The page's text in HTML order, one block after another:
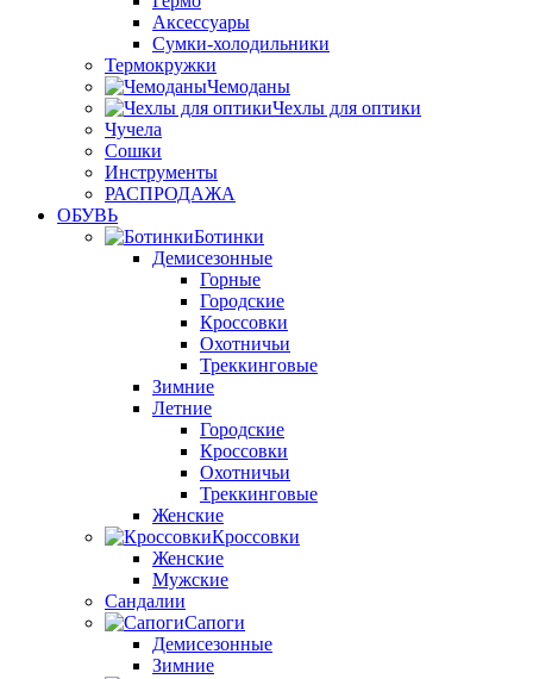
Аксессуары
Сумки-холодильники
Термокружки
Чемоданы
Чехлы для оптики
Чучела
Сошки
Инструменты
РАСПРОДАЖА
ОБУВЬ
Ботинки
Демисезонные
Горные
Городские
Кроссовки
Охотничьи
Треккинговые
Зимние
Летние
Городские
Кроссовки
Охотничьи
Треккинговые
Женские
Кроссовки
Женские
Мужские
Сандалии
Сапоги
Демисезонные
Зимние